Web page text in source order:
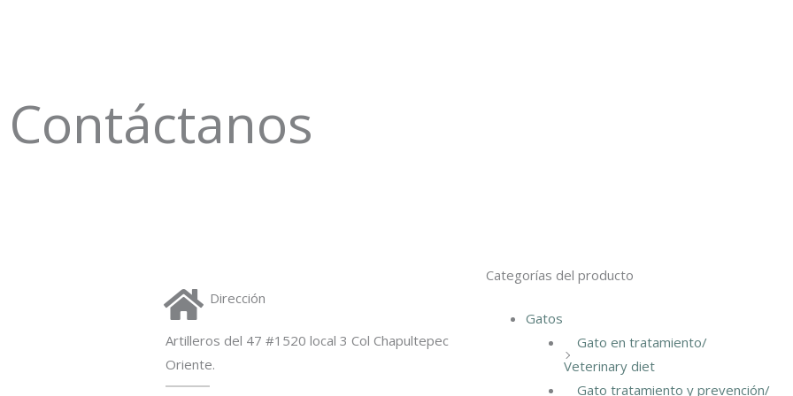
Contáctanos
Dirección
Artilleros del 47 #1520 local 3 Col Chapultepec
Oriente.
Categorías del producto
Gatos
Gato en tratamiento/
Veterinary diet
Gato tratamiento y prevención/